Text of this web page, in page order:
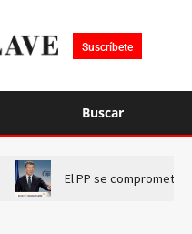
Suscríbete
Buscar
El PP se compromete